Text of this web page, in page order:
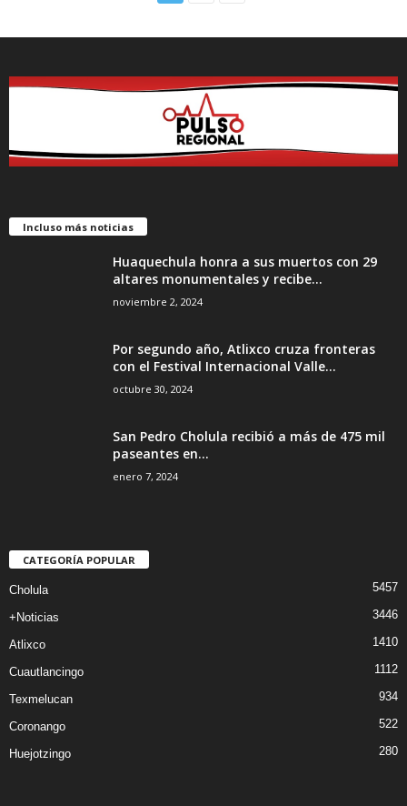
Incluso más noticias
Huaquechula honra a sus muertos con 29
altares monumentales y recibe...
noviembre 2, 2024
Por segundo año, Atlixco cruza fronteras
con el Festival Internacional Valle...
octubre 30, 2024
San Pedro Cholula recibió a más de 475 mil
paseantes en...
enero 7, 2024
CATEGORÍA POPULAR
Cholula 5457
+Noticias 3446
Atlixco 1410
Cuautlancingo 1112
Texmelucan 934
Coronango 522
Huejotzingo 280